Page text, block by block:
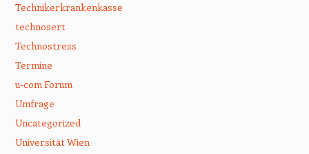
Technikerkrankenkasse
technosert
Technostress
Termine
u-com Forum
Umfrage
Uncategorized
Universität Wien